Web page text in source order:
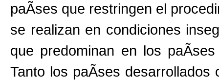
paÃ­ses que restringen el
se realizan en condiciones
que predominan en los
Tanto los paÃ­ses